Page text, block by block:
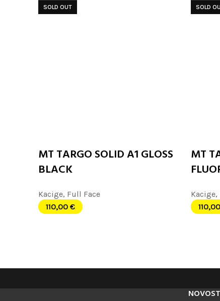
SOLD OUT
MT TARGO SOLID A1 GLOSS
BLACK
Kacige, Full Face
110,00 €
SOLD
MT
Kacige,
110,00